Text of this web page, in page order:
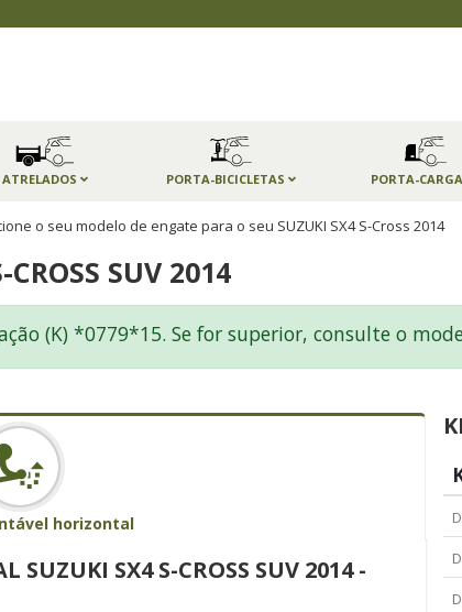
ATRELADOS PORTA-BICICLETAS PORTA-
o seu modelo de engate para o seu SUZUKI SX4 S-Cross 2014
SUV 2014
(K) *0779*15. Se for superior, consulte o
horizontal
SUZUKI SX4 S-CROSS SUV 2014 -